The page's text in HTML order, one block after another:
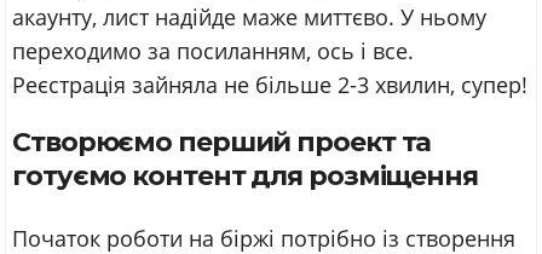
акаунту, лист надійде маже миттєво. У ньому
переходимо за посиланням, ось і все.
Реєстрація зайняла не більше 2-3 хвилин, супер!
Створюємо перший проект та
готуємо контент для розміщення
Початок роботи на біржі потрібно із створення